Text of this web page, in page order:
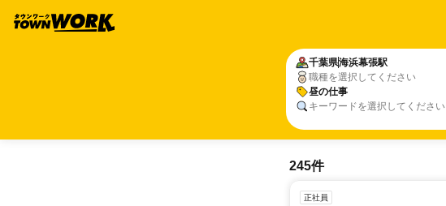
千葉県海浜幕張駅
職種を選択してください
昼の仕事
キーワードを選択してください
245件
正社員